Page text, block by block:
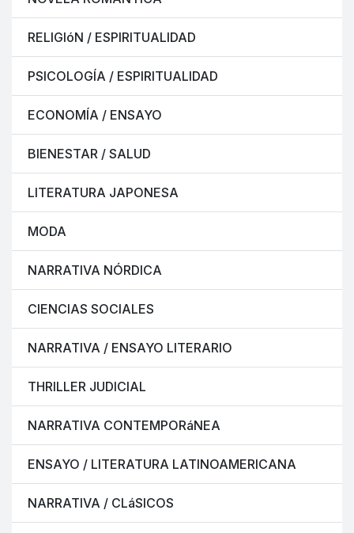
RELIGIóN / ESPIRITUALIDAD
PSICOLOGÍA / ESPIRITUALIDAD
ECONOMÍA / ENSAYO
BIENESTAR / SALUD
LITERATURA JAPONESA
MODA
NARRATIVA NÓRDICA
CIENCIAS SOCIALES
NARRATIVA / ENSAYO LITERARIO
THRILLER JUDICIAL
NARRATIVA CONTEMPORáNEA
ENSAYO / LITERATURA LATINOAMERICANA
NARRATIVA / CLáSICOS